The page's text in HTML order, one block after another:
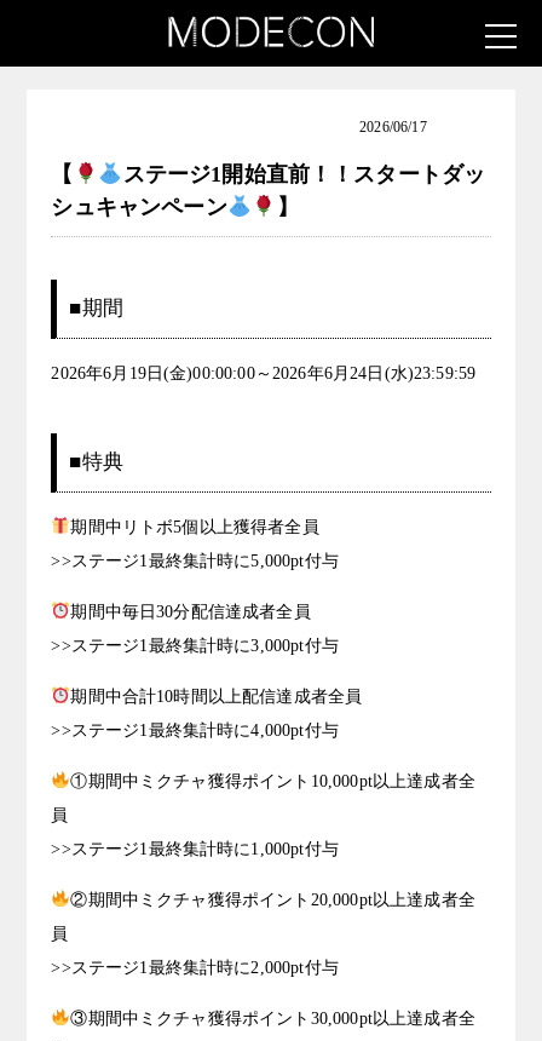
2026/06/17
【
ステージ1開始直前！！スタートダッ
シュキャンペーン
】
■期間
2026年6月19日(金)00:00:00～2026年6月24日(水)23:59:59
■特典
期間中リトボ5個以上獲得者全員
>>ステージ1最終集計時に5,000pt付与
期間中毎日30分配信達成者全員
>>ステージ1最終集計時に3,000pt付与
期間中合計10時間以上配信達成者全員
>>ステージ1最終集計時に4,000pt付与
①期間中ミクチャ獲得ポイント10,000pt以上達成者全
員
>>ステージ1最終集計時に1,000pt付与
②期間中ミクチャ獲得ポイント20,000pt以上達成者全
員
>>ステージ1最終集計時に2,000pt付与
③期間中ミクチャ獲得ポイント30,000pt以上達成者全